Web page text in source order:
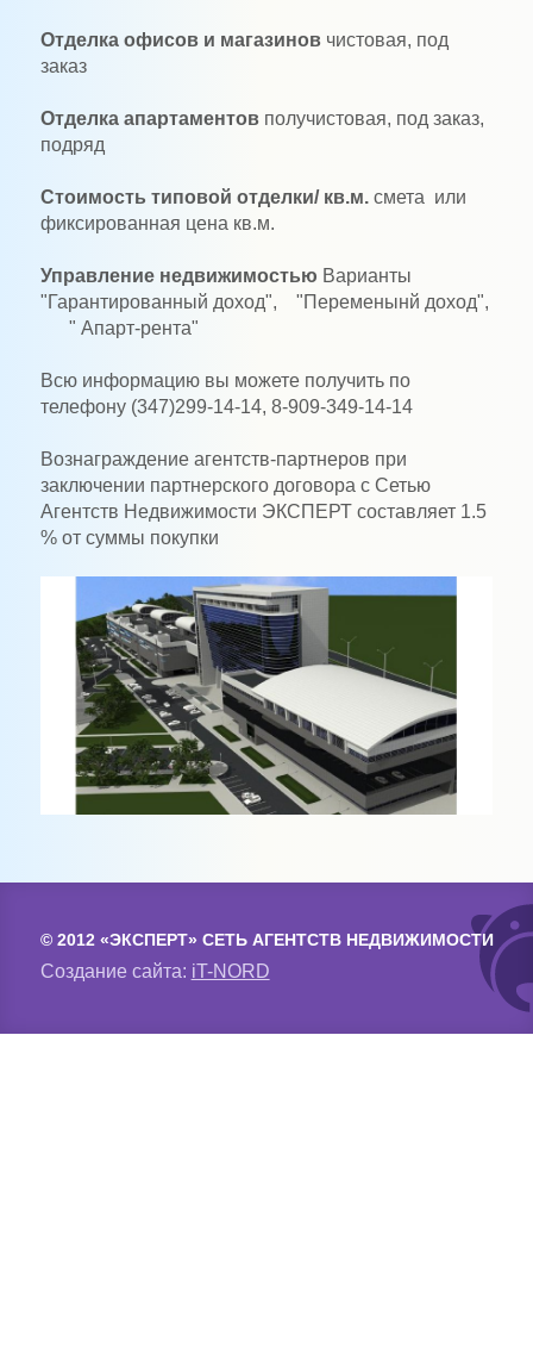
Отделка офисов и магазиновчистовая, под
заказ
Отделка апартаментовполучистовая, под заказ,
подряд
Стоимость типовой отделки/ кв.м.смета или
фиксированная цена кв.м.
Управление недвижимостью Варианты
"Гарантированный доход",
"Переменынй доход",
" Апарт-рента"
Всю информацию вы можете получить по
телефону (347)299-14-14, 8-909-349-14-14
Вознаграждение агентств-партнеров при
заключении партнерского договора с Сетью
Агентств Недвижимости ЭКСПЕРТ составляет 1.5
% от суммы покупки
© 2012 «ЭКСПЕРТ» СЕТЬ АГЕНТСТВ НЕДВИЖИМОСТИ
Создание сайта: iT-NORD